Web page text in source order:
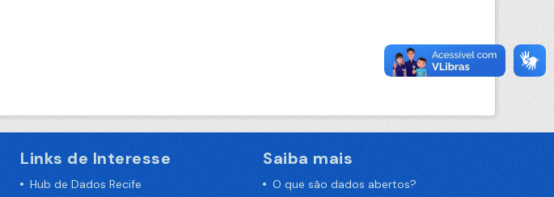
Links de Interesse
Hub de Dados Recife
Saiba mais
O que são dados abertos?